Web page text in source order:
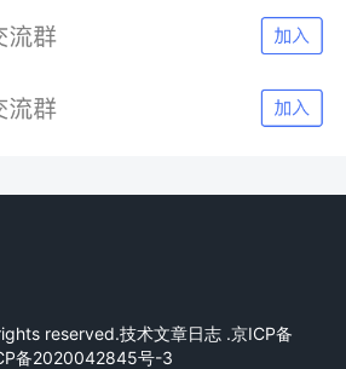
reserved.技术文章日志 .京ICP备
备2020042845号-3